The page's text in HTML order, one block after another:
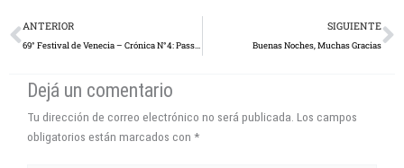
Prev
ANTERIOR SIGUIENTE
Buenas Noches, Muchas Gracias
Dejá un comentario
Tu dirección de correo electrónico no será publicada. Los campos
obligatorios están marcados con *